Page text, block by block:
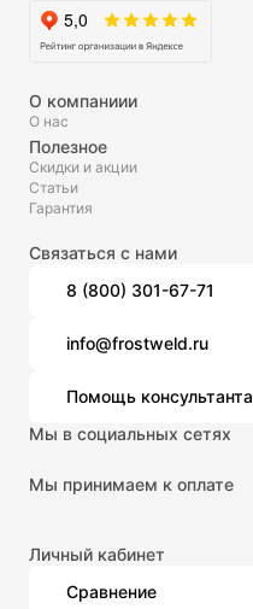
О компаниии
О нас
Полезное
Скидки и акции
Статьи
Гарантия
Связаться с нами
8 (800) 301-67-71
info@frostweld.ru
Помощь консультанта
Мы в социальных сетях
Мы принимаем к оплате
Личный кабинет
Сравнение